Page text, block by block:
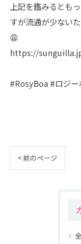
上記を鑑みるとも
すが流通が少ない
😩
https://
#RosyBoa #ロジ
< 前のページ